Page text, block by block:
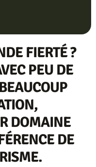
FIERTÉ ?
PEU DE
DOMAINE
DE